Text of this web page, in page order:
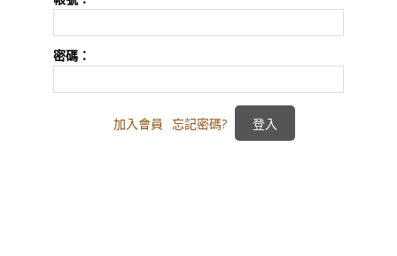
密碼：
加入會員 忘記密碼?